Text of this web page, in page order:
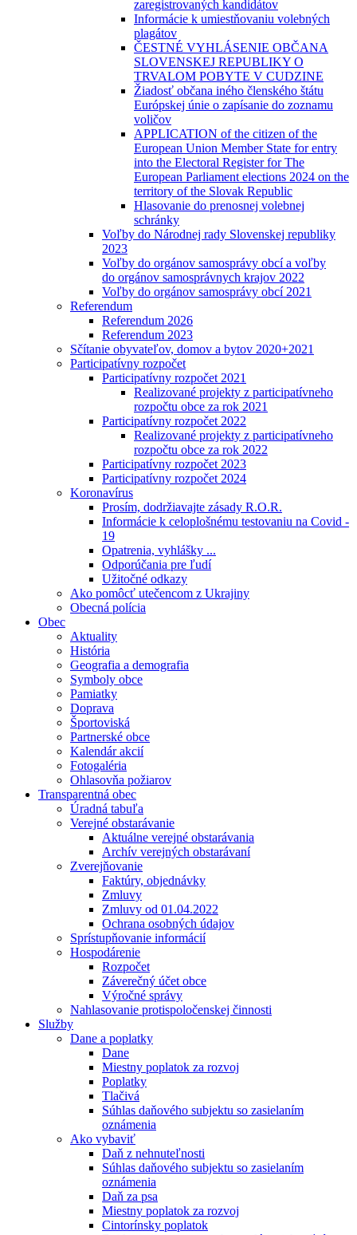
zaregistrovaných kandidátov
Informácie k umiestňovaniu volebných
plagátov
ČESTNÉ VYHLÁSENIE OBČANA
SLOVENSKEJ REPUBLIKY O
TRVALOM POBYTE V CUDZINE
Žiadosť občana iného členského štátu
Európskej únie o zapísanie do zoznamu
voličov
APPLICATION of the citizen of the
European Union Member State for entry
into the Electoral Register for The
European Parliament elections 2024 on the
territory of the Slovak Republic
Hlasovanie do prenosnej volebnej
schránky
Voľby do Národnej rady Slovenskej republiky
2023
Voľby do orgánov samosprávy obcí a voľby
do orgánov samosprávnych krajov 2022
Voľby do orgánov samosprávy obcí 2021
Referendum
Referendum 2026
Referendum 2023
Sčítanie obyvateľov, domov a bytov 2020+2021
Participatívny rozpočet
Participatívny rozpočet 2021
Realizované projekty z participatívneho
rozpočtu obce za rok 2021
Participatívny rozpočet 2022
Realizované projekty z participatívneho
rozpočtu obce za rok 2022
Participatívny rozpočet 2023
Participatívny rozpočet 2024
Koronavírus
Prosím, dodržiavajte zásady R.O.R.
Informácie k celoplošnému testovaniu na Covid -
19
Opatrenia, vyhlášky ...
Odporúčania pre ľudí
Užitočné odkazy
Ako pomôcť utečencom z Ukrajiny
Obecná polícia
Obec
Aktuality
História
Geografia a demografia
Symboly obce
Pamiatky
Doprava
Športoviská
Partnerské obce
Kalendár akcií
Fotogaléria
Ohlasovňa požiarov
Transparentná obec
Úradná tabuľa
Verejné obstarávanie
Aktuálne verejné obstarávania
Archív verejných obstarávaní
Zverejňovanie
Faktúry, objednávky
Zmluvy
Zmluvy od 01.04.2022
Ochrana osobných údajov
Sprístupňovanie informácií
Hospodárenie
Rozpočet
Záverečný účet obce
Výročné správy
Nahlasovanie protispoločenskej činnosti
Služby
Dane a poplatky
Dane
Miestny poplatok za rozvoj
Poplatky
Tlačivá
Súhlas daňového subjektu so zasielaním
oznámenia
Ako vybaviť
Daň z nehnuteľnosti
Súhlas daňového subjektu so zasielaním
oznámenia
Daň za psa
Miestny poplatok za rozvoj
Cintorínsky poplatok